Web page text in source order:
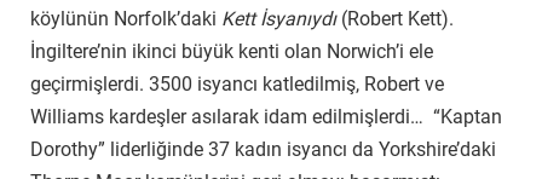
köylünün Norfolk’daki Kett İsyanıydı (Robert Kett).
İngiltere’nin ikinci büyük kenti olan Norwich’i ele
geçirmişlerdi. 3500 isyancı katledilmiş, Robert ve
Williams kardeşler asılarak idam edilmişlerdi… “Kaptan
Dorothy” liderliğinde 37 kadın isyancı da Yorkshire’daki